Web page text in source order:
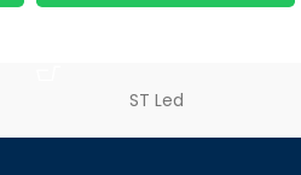
ST Led